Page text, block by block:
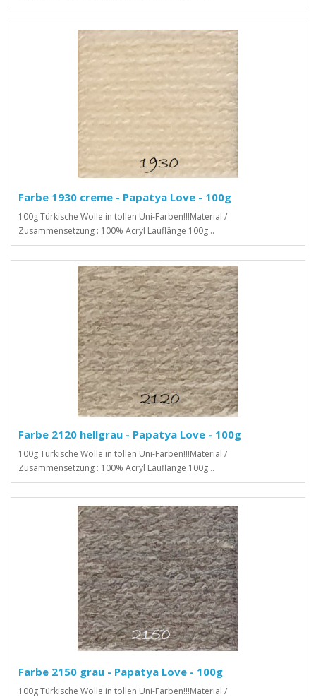
Farbe 1930 creme - Papatya Love - 100g
100g Türkische Wolle in tollen Uni-Farben!!!Material /
Zusammensetzung : 100% Acryl Lauflänge 100g ..
Farbe 2120 hellgrau - Papatya Love - 100g
100g Türkische Wolle in tollen Uni-Farben!!!Material /
Zusammensetzung : 100% Acryl Lauflänge 100g ..
Farbe 2150 grau - Papatya Love - 100g
100g Türkische Wolle in tollen Uni-Farben!!!Material /